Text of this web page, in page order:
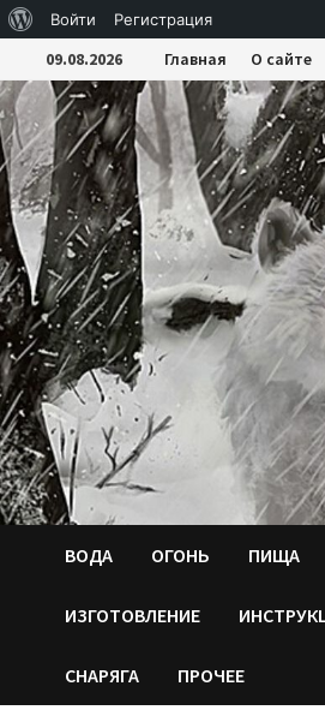
WordPress
Войти Регистрация
Перейти
к
содержимому
09.08.2026 Главная О сайте
ВОДA ОГОНЬ ПИЩА
ИЗГОТОВЛЕНИЕ
СНАРЯГА ПРОЧЕЕ